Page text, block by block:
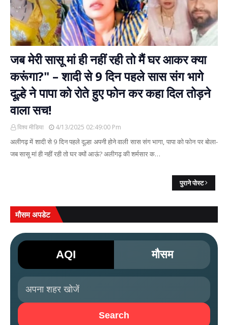
जब मेरी सासू मां ही नहीं रही तो मैं घर आकर क्या
करूंगा?" – शादी से 9 दिन पहले सास संग भागे
दूल्हे ने पापा को रोते हुए फोन कर कहा दिल तोड़ने
वाला सच!
विश्व मीडिया 4/13/2025 02:49:00 Pm
अलीगढ़ में शादी से 9 दिन पहले दूल्हा अपनी होने वाली सास संग भागा, पापा को फोन पर बोला-
जब सासू मां ही नहीं रही तो घर क्यों आऊं? अलीगढ़ की शर्मसार क…
पुराने पोस्ट
मौसम अपडेट
AQI मौसम
Search